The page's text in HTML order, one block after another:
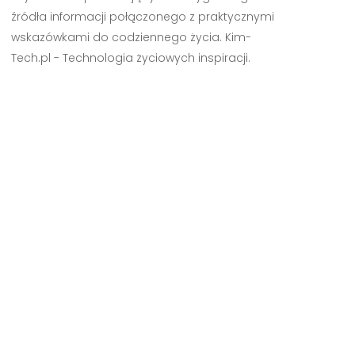
źródła informacji połączonego z praktycznymi
wskazówkami do codziennego życia. Kim-
Tech.pl - Technologia życiowych inspiracji.